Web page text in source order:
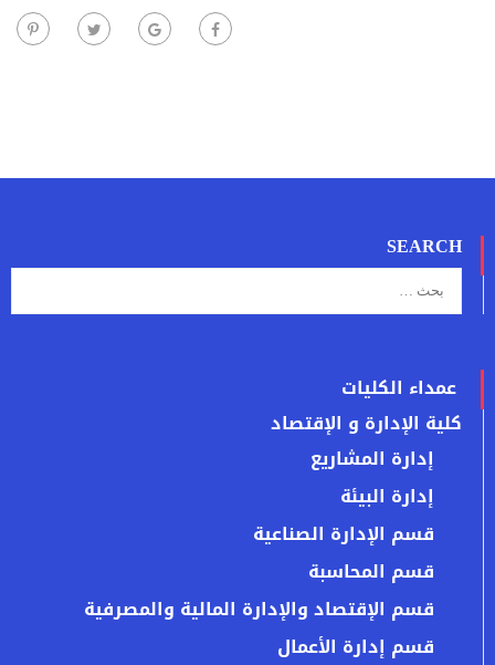
SEARCH
عمداء الكليات
كلية الإدارة و الإقتصاد
إدارة المشاريع
إدارة البيئة
قسم الإدارة الصناعية
قسم المحاسبة
قسم الإقتصاد والإدارة المالية والمصرفية
قسم إدارة الأعمال